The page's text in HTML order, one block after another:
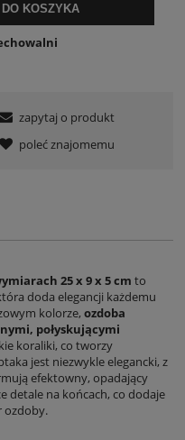
DO KOSZYKA
zapytaj o produkt
poleć znajomemu
25 x 9 x 5 cm to
doda elegancji każdemu
kolorze, ozdoba
połyskującymi
koraliki, co tworzy
jest niezwykle elegancki, z
efektowny, opadający
detale na końcach, co dodaje
ozdoby.